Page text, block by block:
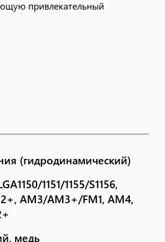
привлекательный
(гидродинамический)
1151/1155/S1156,
AM3/AM3+/FM1, AM4,
медь